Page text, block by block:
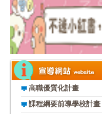
高職優質化計畫
課程綱要前導學校計畫